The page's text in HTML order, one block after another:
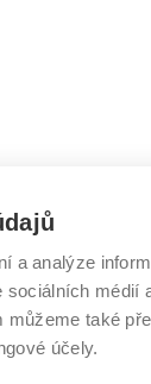
UČENÍ
464/118
a analýze
médií
také
účely.